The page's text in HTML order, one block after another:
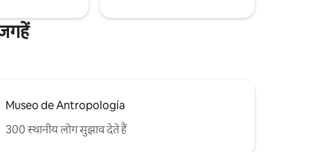
Museo de Antropología
300 स्थानीय लोग सुझाव देते हैं